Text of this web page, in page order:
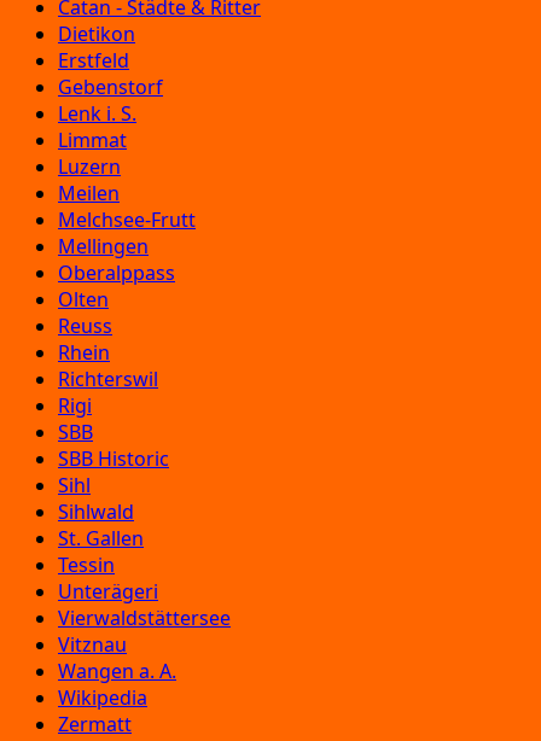
Catan - Städte & Ritter
Dietikon
Erstfeld
Gebenstorf
Lenk i. S.
Limmat
Luzern
Meilen
Melchsee-Frutt
Mellingen
Oberalppass
Olten
Reuss
Rhein
Richterswil
Rigi
SBB
SBB Historic
Sihl
Sihlwald
St. Gallen
Tessin
Unterägeri
Vierwaldstättersee
Vitznau
Wangen a. A.
Wikipedia
Zermatt